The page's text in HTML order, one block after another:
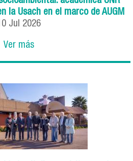
la Usach en el marco de AUGM
Jul 2026
Ver más